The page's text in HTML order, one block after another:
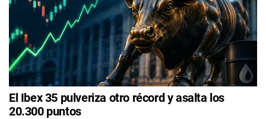
El Ibex 35 pulveriza otro récord y asalta los
20.300 puntos